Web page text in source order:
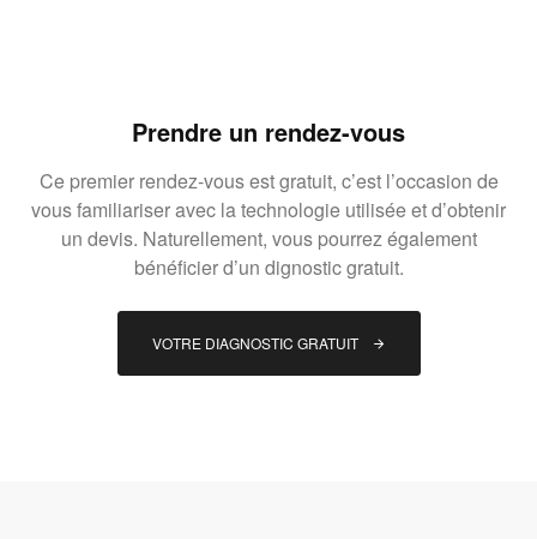
Prendre un rendez-vous
Ce premier rendez-vous est gratuit, c’est l’occasion de
vous familiariser avec la technologie utilisée et d’obtenir
un devis. Naturellement, vous pourrez également
bénéficier d’un dignostic gratuit.
VOTRE DIAGNOSTIC GRATUIT